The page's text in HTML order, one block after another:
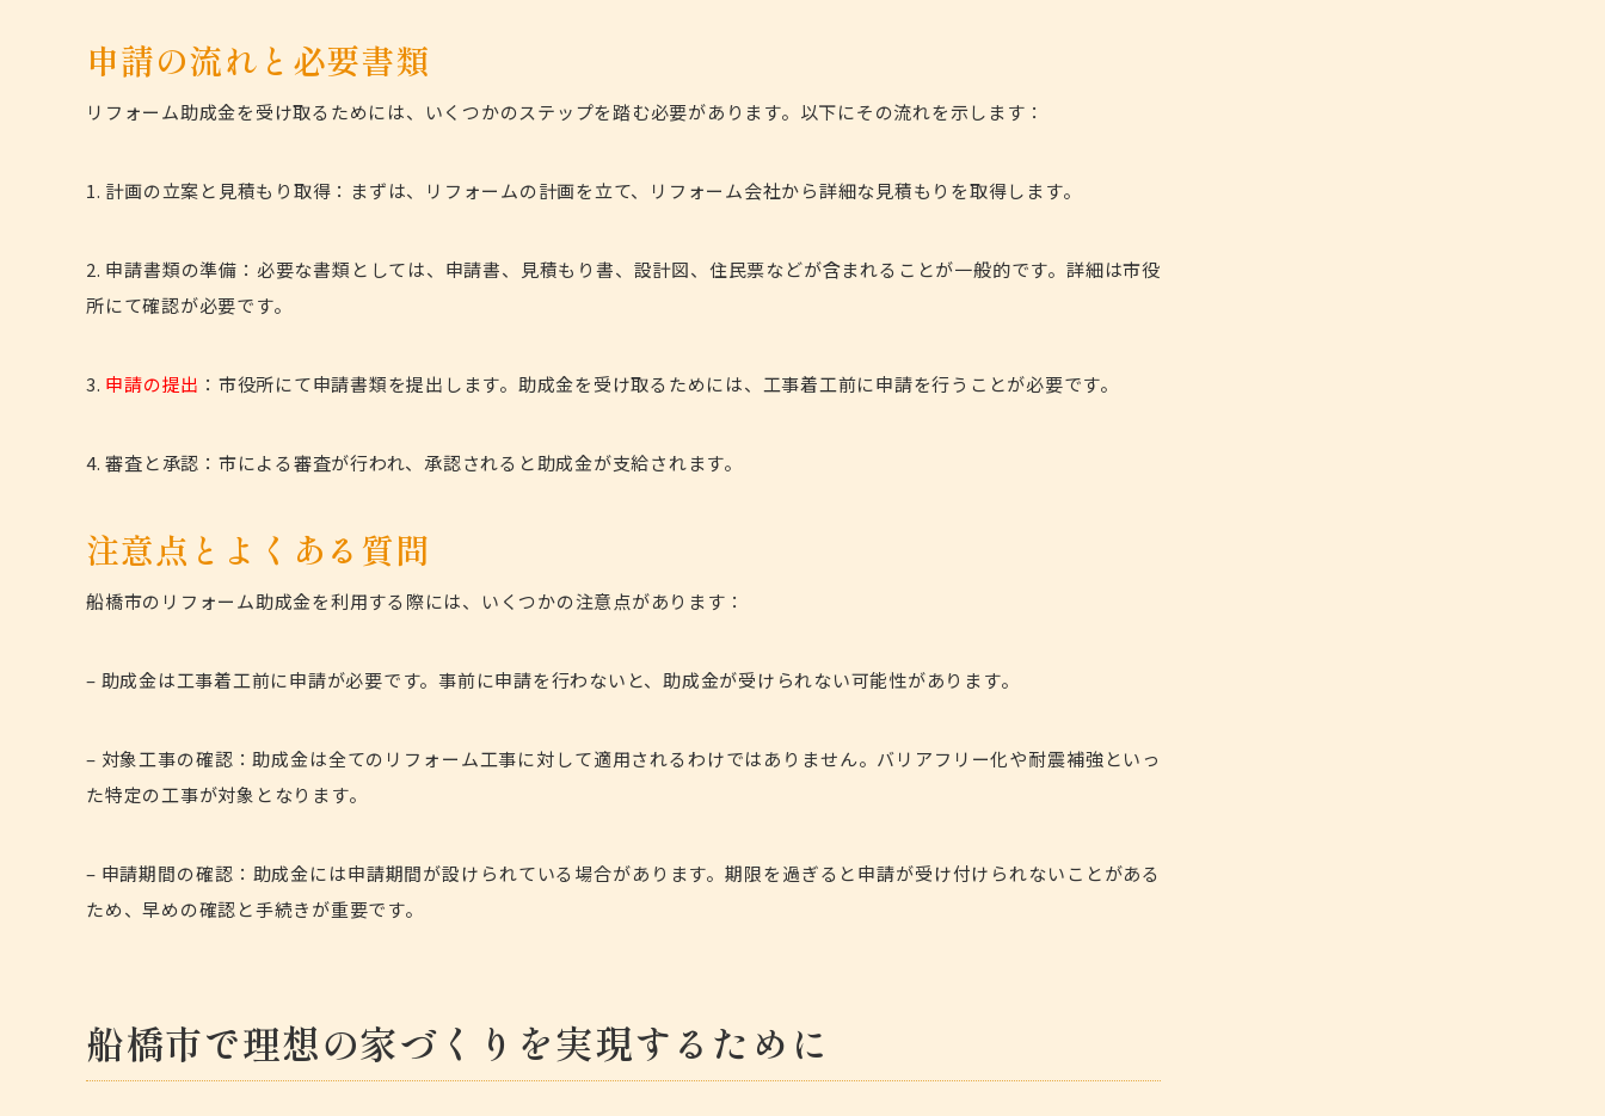
申請の流れと必要書類
リフォーム助成金を受け取るためには、いくつかのステップを踏む必要があります。以下にその流れを示します：
1. 計画の立案と見積もり取得：まずは、リフォームの計画を立て、リフォーム会社から詳細な見積もりを取得します。
2. 申請書類の準備 ：必要な書類としては、申請書、見積もり書、設計図、住民票などが含まれることが一般的です。詳細は市役
所にて確認が必要です。
3. 申請の提出 ：市役所にて申請書類を提出します。助成金を受け取るためには、工事着工前に申請を行うことが必要です。
4. 審査と承認：市による審査が行われ、承認されると助成金が支給されます。
注意点とよくある質問
船橋市のリフォーム助成金を利用する際には、いくつかの注意点があります：
– 助成金は工事着工前に申請が必要です。事前に申請を行わないと、助成金が受けられない可能性があります。
– 対象工事の確認 ：助成金は全てのリフォーム工事に対して適用されるわけではありません。バリアフリー化や耐震補強といっ
た特定の工事が対象となります。
– 申請期間の確認：助成金には申請期間が設けられている場合があります。期限を過ぎると申請が受け付けられないことがある
ため、早めの確認と手続きが重要です。
船橋市で理想の家づくりを実現するために